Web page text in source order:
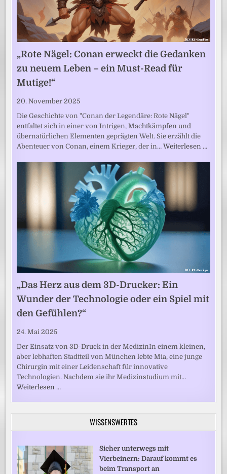
„Rote Nägel: Conan erweckt die Gedanken
zu neuem Leben – ein Must-Read für
Mutige!“
20. November 2025
Die Geschichte von "Conan der Legendäre: Rote Nägel"
entfaltet sich in einer von Intrigen, Machtkämpfen und
übernatürlichen Elementen geprägten Welt. Sie erzählt die
Abenteuer von Conan, einem Krieger, der in…Weiterlesen …
„Das Herz aus dem 3D-Drucker: Ein
Wunder der Technologie oder ein Spiel mit
den Gefühlen?“
24. Mai 2025
Der Einsatz von 3D-Druck in der MedizinIn einem kleinen,
aber lebhaften Stadtteil von München lebte Mia, eine junge
Chirurgin mit einer Leidenschaft für innovative
Technologien. Nachdem sie ihr Medizinstudium mit…
Weiterlesen …
WISSENSWERTES
Sicher unterwegs mit
Vierbeinern: Darauf kommt es
beim Transport an